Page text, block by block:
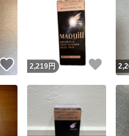
いいね！
2,219円 いい